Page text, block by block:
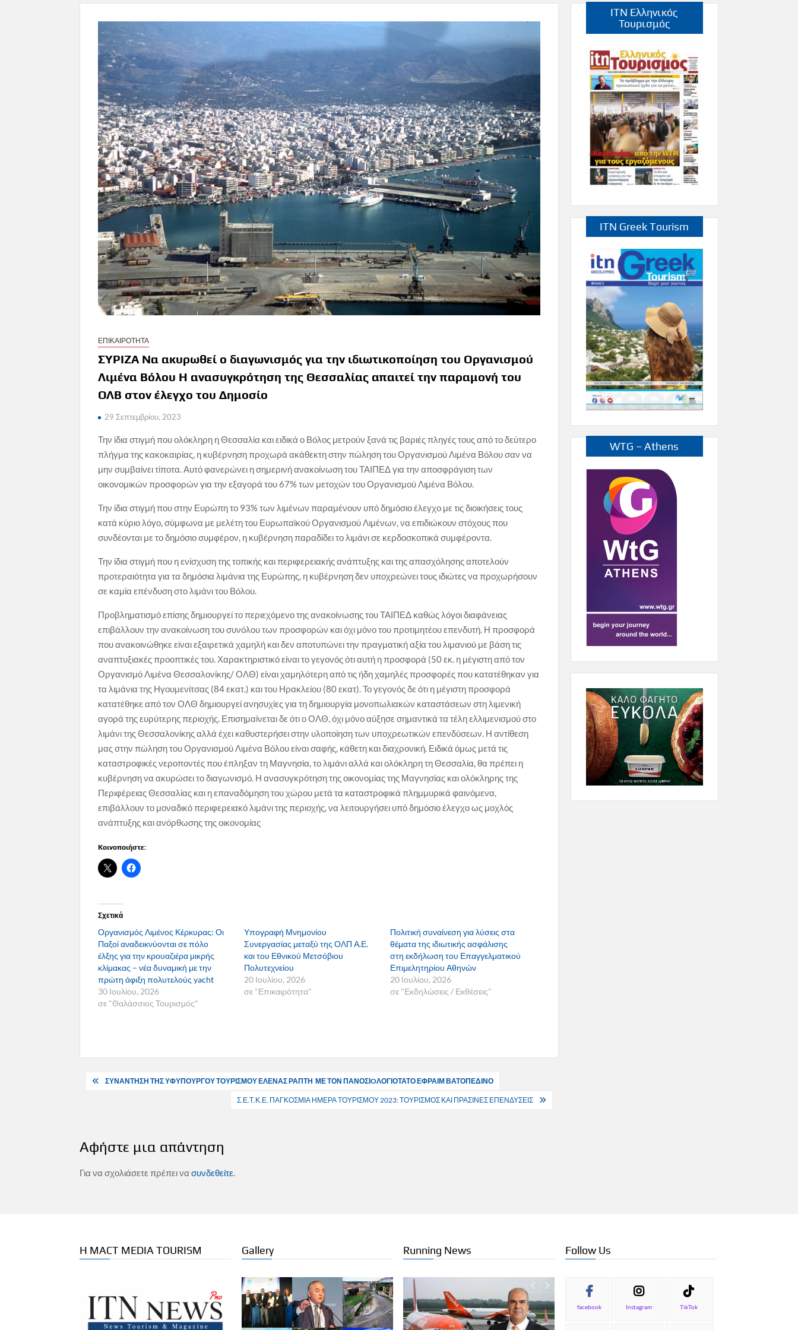
ΕΠΙΚΑΙΡΟΤΗΤΑ
ΣΥΡΙΖΑ Να ακυρωθεί ο διαγωνισμός για την ιδιωτικοποίηση του Οργανισμού
Λιμένα Βόλου Η ανασυγκρότηση της Θεσσαλίας απαιτεί την παραμονή του
ΟΛΒ στον έλεγχο του Δημοσίο
29 Σεπτεμβρίου, 2023
Την ίδια στιγμή που ολόκληρη η Θεσσαλία και ειδικά ο Βόλος μετρούν ξανά τις βαριές πληγές τους από το δεύτερο
πλήγμα της κακοκαιρίας, η κυβέρνηση προχωρά ακάθεκτη στην πώληση του Οργανισμού Λιμένα Βόλου σαν να
μην συμβαίνει τίποτα. Αυτό φανερώνει η σημερινή ανακοίνωση του ΤΑΙΠΕΔ για την αποσφράγιση των
οικονομικών προσφορών για την εξαγορά του 67% των μετοχών του Οργανισμού Λιμένα Βόλου.
Την ίδια στιγμή που στην Ευρώπη το 93% των λιμένων παραμένουν υπό δημόσιο έλεγχο με τις διοικήσεις τους
κατά κύριο λόγο, σύμφωνα με μελέτη του Ευρωπαϊκού Οργανισμού Λιμένων, να επιδιώκουν στόχους που
συνδέονται με το δημόσιο συμφέρον, η κυβέρνηση παραδίδει το λιμάνι σε κερδοσκοπικά συμφέροντα.
Την ίδια στιγμή που η ενίσχυση της τοπικής και περιφερειακής ανάπτυξης και της απασχόλησης αποτελούν
προτεραιότητα για τα δημόσια λιμάνια της Ευρώπης, η κυβέρνηση δεν υποχρεώνει τους ιδιώτες να προχωρήσουν
σε καμία επένδυση στο λιμάνι του Βόλου.
Προβληματισμό επίσης δημιουργεί το περιεχόμενο της ανακοίνωσης του ΤΑΙΠΕΔ καθώς λόγοι διαφάνειας
επιβάλλουν την ανακοίνωση του συνόλου των προσφορών και όχι μόνο του προτιμητέου επενδυτή. Η προσφορά
που ανακοινώθηκε είναι εξαιρετικά χαμηλή και δεν αποτυπώνει την πραγματική αξία του λιμανιού με βάση τις
αναπτυξιακές προοπτικές του. Χαρακτηριστικό είναι το γεγονός ότι αυτή η προσφορά (50 εκ. η μέγιστη από τον
Οργανισμό Λιμένα Θεσσαλονίκης/ ΟΛΘ) είναι χαμηλότερη από τις ήδη χαμηλές προσφορές που κατατέθηκαν για
τα λιμάνια της Ηγουμενίτσας (84 εκατ.) και του Ηρακλείου (80 εκατ). Το γεγονός δε ότι η μέγιστη προσφορά
κατατέθηκε από τον ΟΛΘ δημιουργεί ανησυχίες για τη δημιουργία μονοπωλιακών καταστάσεων στη λιμενική
αγορά της ευρύτερης περιοχής. Επισημαίνεται δε ότι ο ΟΛΘ, όχι μόνο αύξησε σημαντικά τα τέλη ελλιμενισμού στο
λιμάνι της Θεσσαλονίκης αλλά έχει καθυστερήσει στην υλοποίηση των υποχρεωτικών επενδύσεων. Η αντίθεση
μας στην πώληση του Οργανισμού Λιμένα Βόλου είναι σαφής, κάθετη και διαχρονική. Ειδικά όμως μετά τις
καταστροφικές νεροποντές που έπληξαν τη Μαγνησία, το λιμάνι αλλά και ολόκληρη τη Θεσσαλία, θα πρέπει η
κυβέρνηση να ακυρώσει το διαγωνισμό. Η ανασυγκρότηση της οικονομίας της Μαγνησίας και ολόκληρης της
Περιφέρειας Θεσσαλίας και η επαναδόμηση του χώρου μετά τα καταστροφικά πλημμυρικά φαινόμενα,
επιβάλλουν το μοναδικό περιφερειακό λιμάνι της περιοχής, να λειτουργήσει υπό δημόσιο έλεγχο ως μοχλός
ανάπτυξης και ανόρθωσης της οικονομίας
Κοινοποιήστε:
Σχετικά
Οργανισμός Λιμένος Κέρκυρας: Οι
Παξοί αναδεικνύονται σε πόλο
έλξης για την κρουαζιέρα μικρής
κλίμακας – νέα δυναμική με την
πρώτη άφιξη πολυτελούς yacht
30 Ιουλίου, 2026
σε "Θαλάσσιος Τουρισμός"
Υπογραφή Μνημονίου
Συνεργασίας μεταξύ της ΟΛΠ Α.Ε.
και του Εθνικού Μετσόβιου
Πολυτεχνείου
20 Ιουλίου, 2026
σε "Επικαιρότητα"
Πολιτική συναίνεση για λύσεις στα
θέματα της ιδιωτικής ασφάλισης
στη εκδήλωση του Επαγγελματικού
Επιμελητηρίου Αθηνών
20 Ιουλίου, 2026
σε "Εκδηλώσεις / Εκθέσεις"
Πλοήγηση
ΣΥΝΑΝΤΗΣΗ ΤΗΣ ΥΦΥΠΟΥΡΓΟΥ ΤΟΥΡΙΣΜΟΥ ΕΛΕΝΑΣ ΡΑΠΤΗ ΜΕ ΤΟΝ ΠΑΝΟΣΙOΛΟΓΙΟΤΑΤΟ ΕΦΡΑΙΜ ΒΑΤΟΠΕΔΙΝΟ
Σ.Ε.Τ.Κ.Ε. ΠΑΓΚΟΣΜΙΑ ΗΜΕΡΑ ΤΟΥΡΙΣΜΟΥ 2023: ΤΟΥΡΙΣΜΟΣ ΚΑΙ ΠΡΑΣΙΝΕΣ ΕΠΕΝΔΥΣΕΙΣ
Αφήστε μια απάντηση
Για να σχολιάσετε πρέπει νασυνδεθείτε.
ITN Ελληνικός
Τουρισμός
ITN Greek Tourism
WTG – Athens
Η MACT MEDIA TOURISM Gallery Running News Follow Us
facebook Instagram TikTok